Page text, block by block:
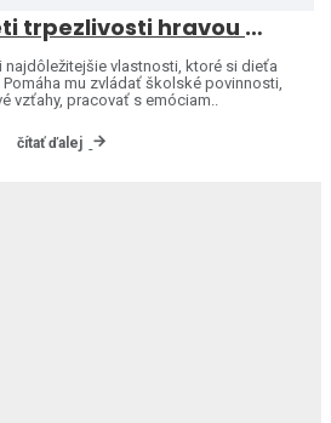
Ako naučiť deti trpezlivosti hravou formou
vlastnosti, ktoré si dieťa
mu zvládať školské povinnosti,
vzťahy, pracovať s emóciam..
čítať ďalej